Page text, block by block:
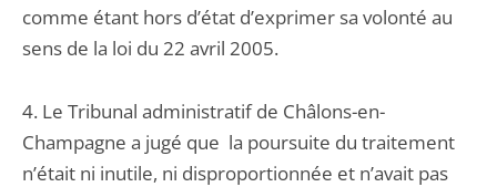
comme étant hors d’état d’exprimer sa volonté au
sens de la loi du 22 avril 2005.
4. Le Tribunal administratif de Châlons-en-
Champagne a jugé que la poursuite du traitement
n’était ni inutile, ni disproportionnée et n’avait pas